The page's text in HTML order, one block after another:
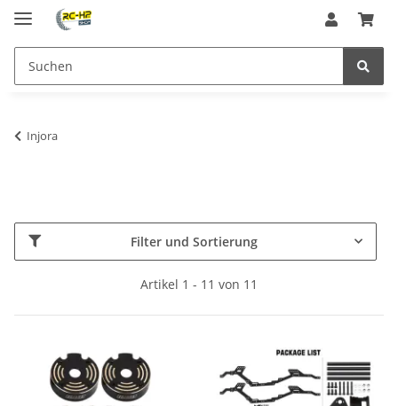
Injora
Filter und Sortierung
Artikel 1 - 11 von 11